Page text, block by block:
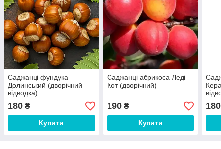
Саджанці фундука
Долинський (дворічний
відводка)
180 ₴
Купити
Саджанці абрикоса Леді
Кот (дворічний)
190₴
Купити
180